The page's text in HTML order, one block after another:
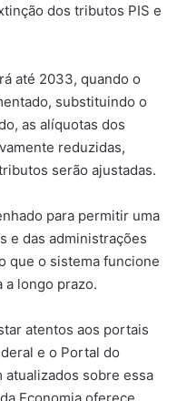
dos tributos PIS e
até 2033, quando o
substituindo o
as alíquotas dos
reduzidas,
serão ajustadas.
para permitir uma
e das administrações
que o sistema funcione
longo prazo.
atentos aos portais
e o Portal do
atualizados sobre essa